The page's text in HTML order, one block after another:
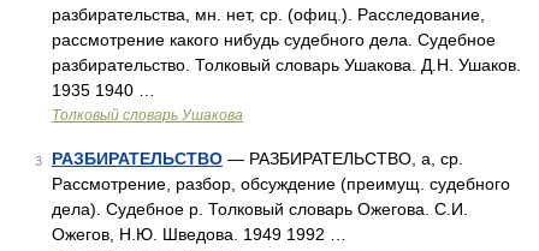
разбирательства, мн. нет, ср. (офиц.). Расследование,
рассмотрение какого нибудь судебного дела. Судебное
разбирательство. Толковый словарь Ушакова. Д.Н. Ушаков.
1935 1940 …
Толковый словарь Ушакова
3 РАЗБИРАТЕЛЬСТВО — РАЗБИРАТЕЛЬСТВО, а, ср.
Рассмотрение, разбор, обсуждение (преимущ. судебного
дела). Судебное р. Толковый словарь Ожегова. С.И.
Ожегов, Н.Ю. Шведова. 1949 1992 …